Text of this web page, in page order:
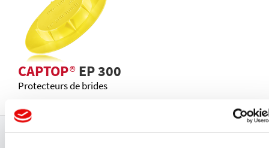
CAPTOP®EP 300
Protecteurs de brides